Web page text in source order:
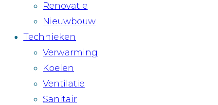
Renovatie
Nieuwbouw
Technieken
Verwarming
Koelen
Ventilatie
Sanitair